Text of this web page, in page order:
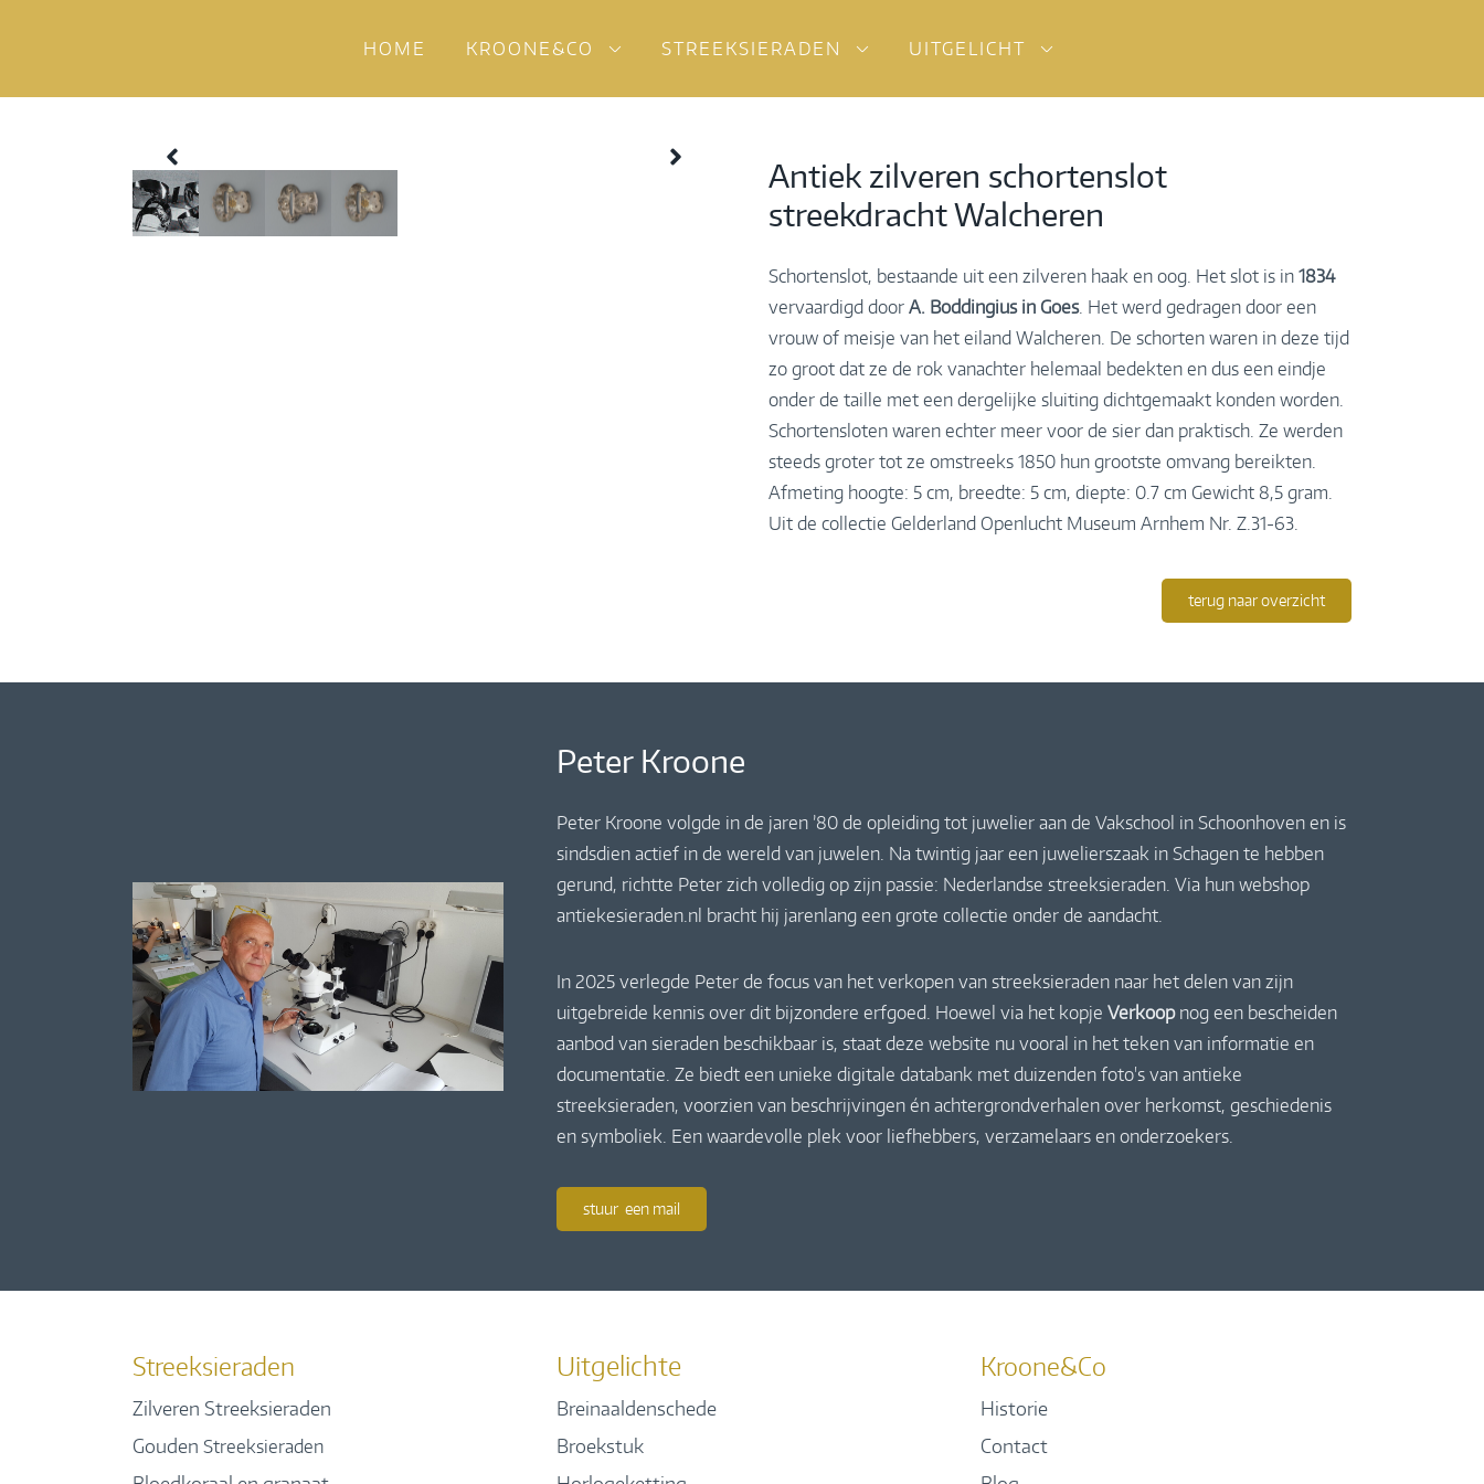
HOME KROONE&CO STREEKSIERADEN UITGELICHT
Antiek zilveren schortenslot
streekdracht Walcheren
Schortenslot, bestaande uit een zilveren haak en oog. Het slot is in 1834
vervaardigd door A. Boddingius in Goes. Het werd gedragen door een
vrouw of meisje van het eiland Walcheren. De schorten waren in deze tijd
zo groot dat ze de rok vanachter helemaal bedekten en dus een eindje
onder de taille met een dergelijke sluiting dichtgemaakt konden worden.
Schortensloten waren echter meer voor de sier dan praktisch. Ze werden
steeds groter tot ze omstreeks 1850 hun grootste omvang bereikten.
Afmeting hoogte: 5 cm, breedte: 5 cm, diepte: 0.7 cm Gewicht 8,5 gram.
Uit de collectie Gelderland Openlucht Museum Arnhem Nr. Z.31-63.
terug naar overzicht
Peter Kroone
Peter Kroone volgde in de jaren ’80 de opleiding tot juwelier aan de Vakschool in Schoonhoven en is
sindsdien actief in de wereld van juwelen. Na twintig jaar een juwelierszaak in Schagen te hebben
gerund, richtte Peter zich volledig op zijn passie: Nederlandse streeksieraden. Via hun webshop
antiekesieraden.nl bracht hij jarenlang een grote collectie onder de aandacht.
In 2025 verlegde Peter de focus van het verkopen van streeksieraden naar het delen van zijn
uitgebreide kennis over dit bijzondere erfgoed. Hoewel via het kopje Verkoopnog een bescheiden
aanbod van sieraden beschikbaar is, staat deze website nu vooral in het teken van informatie en
documentatie. Ze biedt een unieke digitale databank met duizenden foto's van antieke
streeksieraden, voorzien van beschrijvingen én achtergrondverhalen over herkomst, geschiedenis
en symboliek. Een waardevolle plek voor liefhebbers, verzamelaars en onderzoekers.
stuur een mail
Streeksieraden
Zilveren Streeksieraden
Gouden Streeksieraden
Uitgelichte
Breinaaldenschede
Broekstuk
Kroone&Co
Historie
Contact